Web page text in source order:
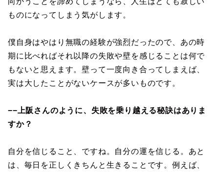
ものになってしまう気がします。
僕自身はやはり無職の経験が強烈だったので、あの時
期に比べればそれ以降の失敗や壁を感じることは何で
もないと思えます。壁って一度向き合ってしまえば、
実は大したことがないケースが多いものです。
−−上阪さんのように、失敗を乗り越える秘訣はありま
すか？
自分を信じること、ですね。自分の運を信じる。あと
は、毎日を正しくきちんと生きることです。例えば、